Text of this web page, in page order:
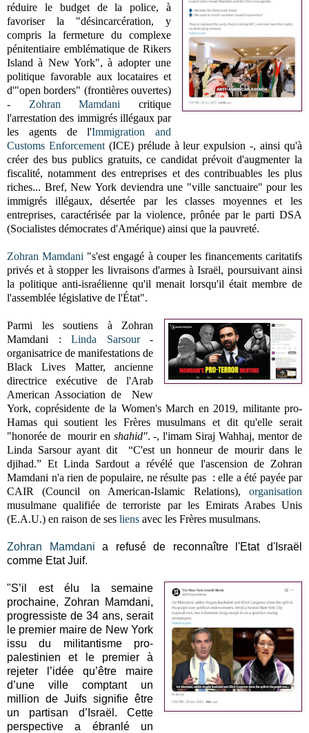
réduire le budget de la police, à
favoriser la "désincarcération, y
compris la fermeture du complexe
pénitentiaire emblématique de Rikers
Island à New York", à adopter une
politique favorable aux locataires et
d'"open borders" (frontières ouvertes)
- Zohran Mamdani critique
l'arrestation des immigrés illégaux par
les agents de l'Immigration and
Customs Enforcement(ICE)prélude à leur expulsion -, ainsi qu'à
créer des bus publics gratuits, ce candidat prévoit d'augmenter la
fiscalité, notamment des entreprises et des contribuables les plus
riches... Bref, New York deviendra une "ville sanctuaire" pour les
immigrés illégaux, désertée par les classes moyennes et les
entreprises, caractérisée par la violence, prônée par le parti DSA
(Socialistes démocrates d'Amérique) ainsi que la pauvreté.
Zohran Mamdani "s'est engagé à couper les financements caritatifs
privés et à stopper les livraisons d'armes à Israël, poursuivant ainsi
la politique anti-israélienne qu'il menait lorsqu'il était membre de
l'assemblée législative de l'État".
Parmi les soutiens à Zohran
Mamdani :Linda Sarsour-
organisatrice de manifestations de
Black Lives Matter, ancienne
directrice exécutive de l'Arab
American Association de New
York, coprésidente de la Women's March en 2019, militante pro-
Hamas qui soutient les Frères musulmans et dit qu'elle serait
"honorée de mourir en shahid". -, l'imam Siraj Wahhaj, mentor de
Linda Sarsour ayant dit “C'est un honneur de mourir dans le
djihad.” Et Linda Sardout a révélé que l'ascension de Zohran
Mamdani n'a rien de populaire, ne résulte pas : elle a été payée par
CAIR (Council on American-Islamic Relations), organisation
musulmane qualifiée de terroriste par les Emirats Arabes Unis
(E.A.U.) en raison de ses liens avec les Frères musulmans.
Zohran Mamdani a refusé de reconnaître l'Etat d'Israël
comme Etat Juif.
"S’il est élu la semaine
prochaine, Zohran Mamdani,
progressiste de 34 ans, serait
le premier maire de New York
issu du militantisme pro-
palestinien et le premier à
rejeter l’idée qu’être maire
d’une ville comptant un
million de Juifs signifie être
un partisan d’Israël. Cette
perspective a ébranlé un